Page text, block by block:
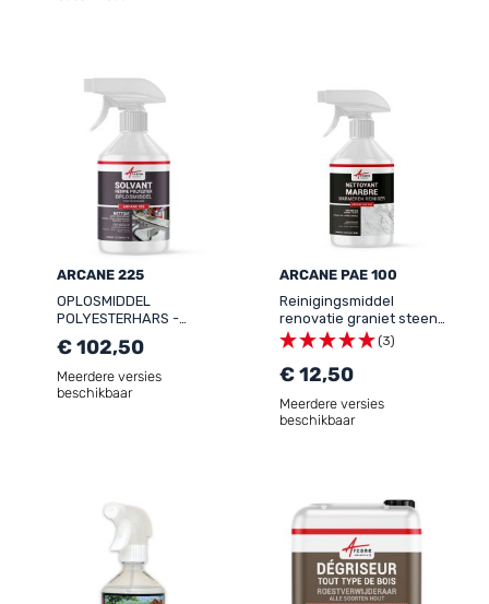
ARCANE 225
OPLOSMIDDEL
POLYESTERHARS -
polyesterhars
synthetisch natuurlijk
Gelcoat
€ 102,50
Meerdere versies
beschikbaar
ARCANE PAE 100
Reinigingsmiddel
renovatie graniet steen
schouw -
REINIGINGSMIDDEL
RENOVATOR MARMER
(3)
€ 12,50
Meerdere versies
beschikbaar